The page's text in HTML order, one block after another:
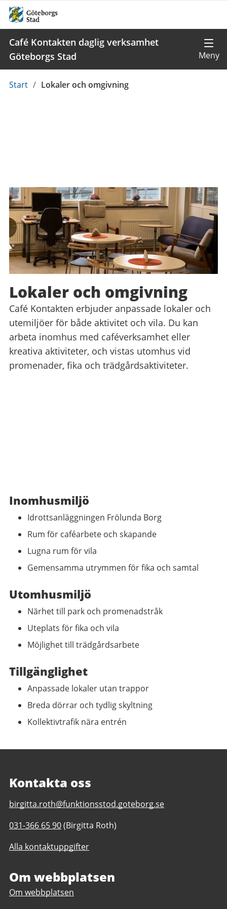
Café Kontakten daglig verksamhet
Göteborgs Stad
Du
Start / Lokaler och omgivning
Lokaler och omgivning
Café Kontakten erbjuder anpassade lokaler och
utemiljöer för både aktivitet och vila. Du kan
arbeta inomhus med caféverksamhet eller
kreativa aktiviteter, och vistas utomhus vid
promenader, fika och trädgårdsaktiviteter.
Inomhusmiljö
Idrottsanläggningen Frölunda Borg
Rum för caféarbete och skapande
Lugna rum för vila
Gemensamma utrymmen för fika och samtal
Utomhusmiljö
Närhet till park och promenadstråk
Uteplats för fika och vila
Möjlighet till trädgårdsarbete
Tillgänglighet
Anpassade lokaler utan trappor
Breda dörrar och tydlig skyltning
Kollektivtrafik nära entrén
Kontakta oss
E-
till
Café
Kontakten
verksamhet
Göteborgs
birgitta.roth@funktionsstod.goteborg.se
Telefonnummer
Café
daglig
verksamhet
Göteborgs
031-366 65 90(Birgitta Roth)
Alla kontaktuppgifter
Om webbplatsen
Om webbplatsen